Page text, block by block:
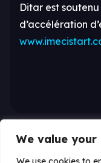
We value
Ditar est
d’accélération